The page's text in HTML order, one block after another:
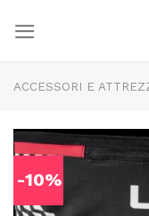
content
ACCESSORI E
-10%